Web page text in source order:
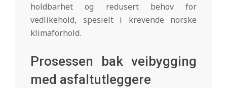
holdbarhet og redusert behov for
vedlikehold, spesielt i krevende norske
klimaforhold.
Prosessen bak veibygging
med asfaltutleggere